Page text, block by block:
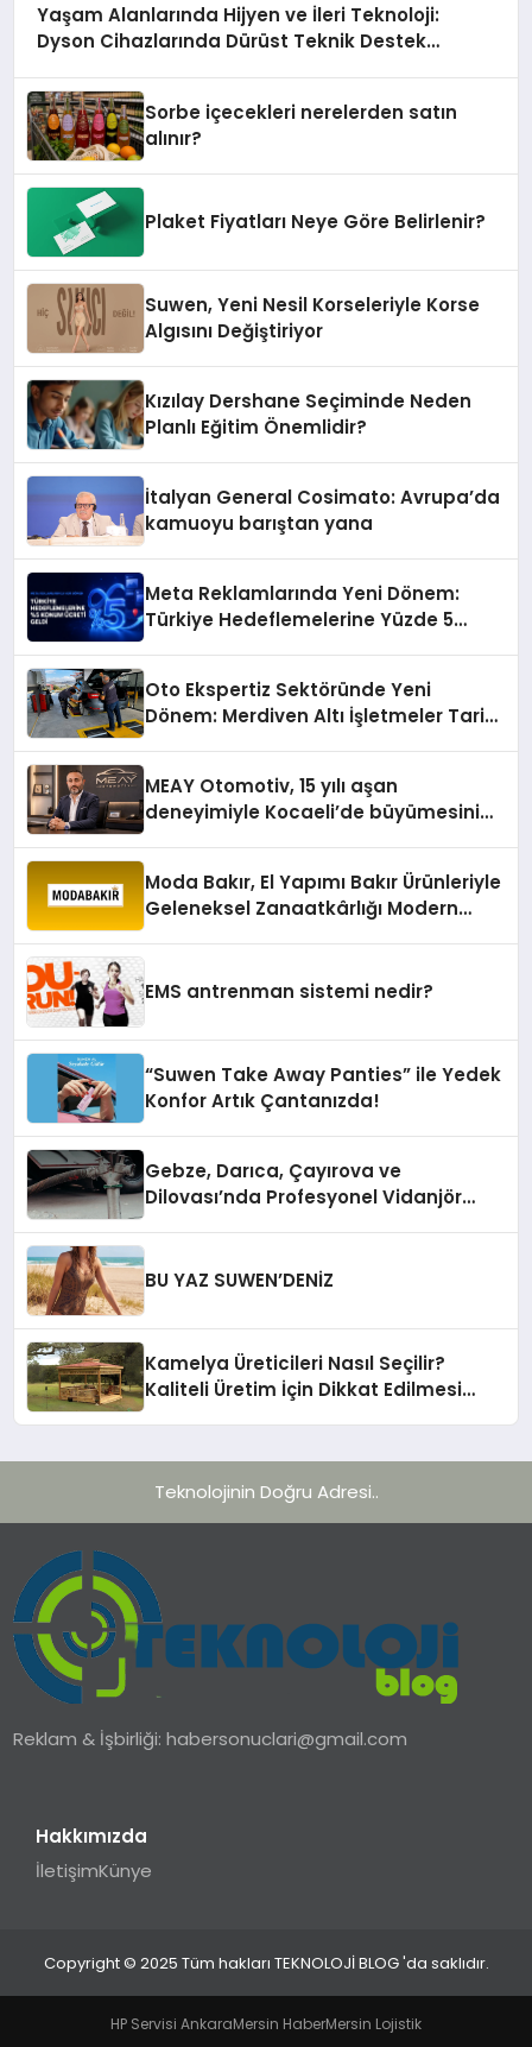
Yaşam Alanlarında Hijyen ve İleri Teknoloji:
Dyson Cihazlarında Dürüst Teknik Destek
Sorbe içecekleri nerelerden satın
alınır?
Plaket Fiyatları Neye Göre Belirlenir?
Suwen, Yeni Nesil Korseleriyle Korse
Algısını Değiştiriyor
Kızılay Dershane Seçiminde Neden
Planlı Eğitim Önemlidir?
İtalyan General Cosimato: Avrupa’da
kamuoyu barıştan yana
Meta Reklamlarında Yeni Dönem:
Türkiye Hedeflemelerine Yüzde 5
Oto Ekspertiz Sektöründe Yeni
Dönem: Merdiven Altı İşletmeler Tarih
MEAY Otomotiv, 15 yılı aşan
deneyimiyle Kocaeli’de büyümesini
Moda Bakır, El Yapımı Bakır Ürünleriyle
Geleneksel Zanaatkârlığı Modern
EMS antrenman sistemi nedir?
“Suwen Take Away Panties” ile Yedek
Konfor Artık Çantanızda!
Gebze, Darıca, Çayırova ve
Dilovası’nda Profesyonel Vidanjör
BU YAZ SUWEN’DENİZ
Kamelya Üreticileri Nasıl Seçilir?
Kaliteli Üretim İçin Dikkat Edilmesi
Teknolojinin Doğru Adresi..
Reklam & İşbirliği:habersonuclari@gmail.com
Hakkımızda
İletişimKünye
Copyright © 2025 Tüm hakları TEKNOLOJİ BLOG 'da saklıdır.
HP Servisi AnkaraMersin HaberMersin Lojistik